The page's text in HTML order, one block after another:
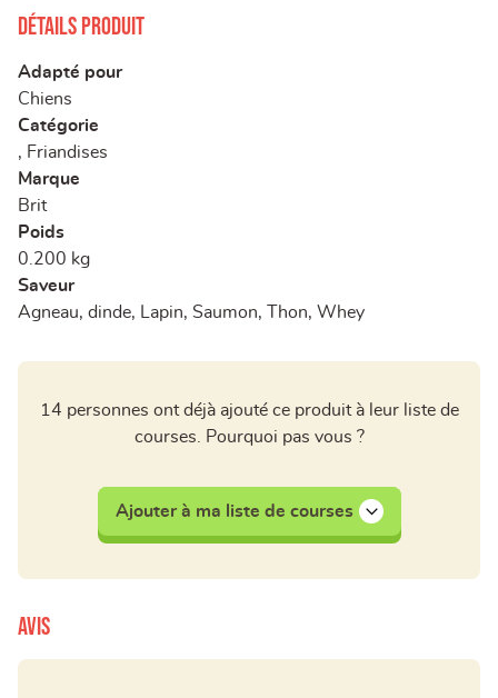
Détails produit
Adapté pour
Chiens
Catégorie
, Friandises
Marque
Brit
Poids
0.200 kg
Saveur
Agneau, dinde, Lapin, Saumon, Thon, Whey
14 personnes ont déjà ajouté ce produit à leur liste de
courses. Pourquoi pas vous ?
Ajouter à ma liste de courses
Avis